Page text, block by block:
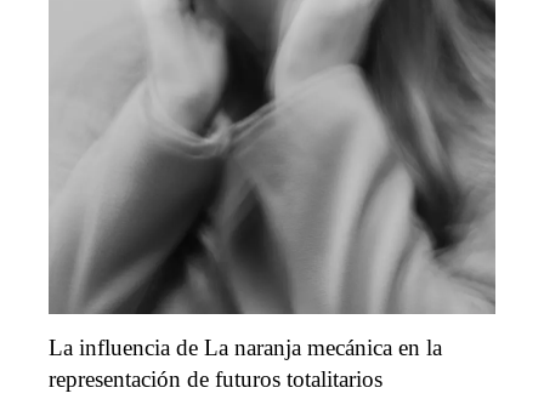
La influencia de La naranja mecánica en la
representación de futuros totalitarios